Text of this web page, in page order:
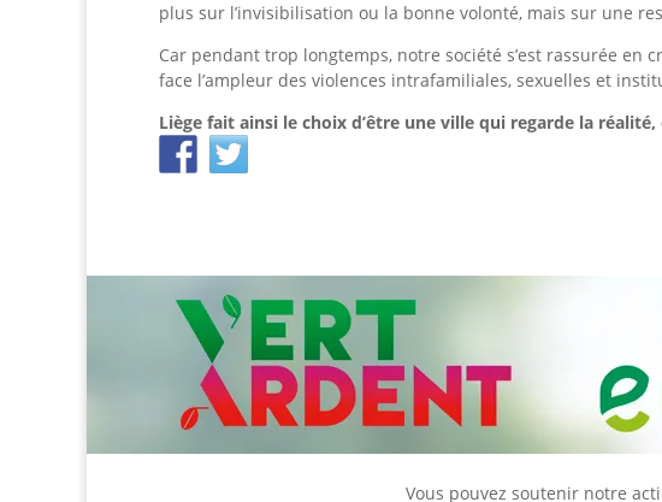
plus sur l’invisibilisation ou la bonne volonté, mais sur une
Car pendant trop longtemps, notre société s’est rassurée
face l’ampleur des violences intrafamiliales, sexuelles et
Liège fait ainsi le choix d’être une ville qui regarde la
Vous pouvez soutenir notre